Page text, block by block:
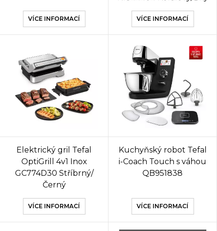
VÍCE INFORMACÍ VÍCE INFORMACÍ
Elektrický gril Tefal
OptiGrill 4v1 Inox
GC774D30 Stříbrný/
Černý
VÍCE INFORMACÍ
Kuchyňský robot Tefal
i-Coach Touch s váhou
QB951838
VÍCE INFORMACÍ